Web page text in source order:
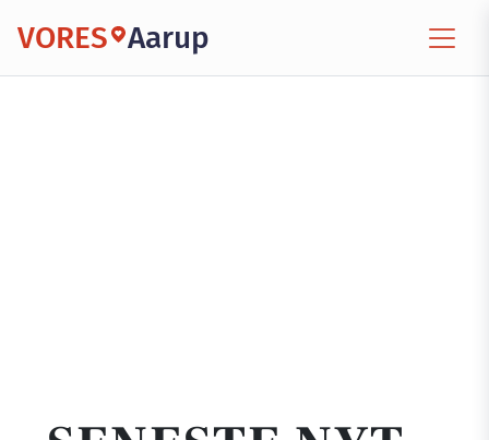
VORES Aarup